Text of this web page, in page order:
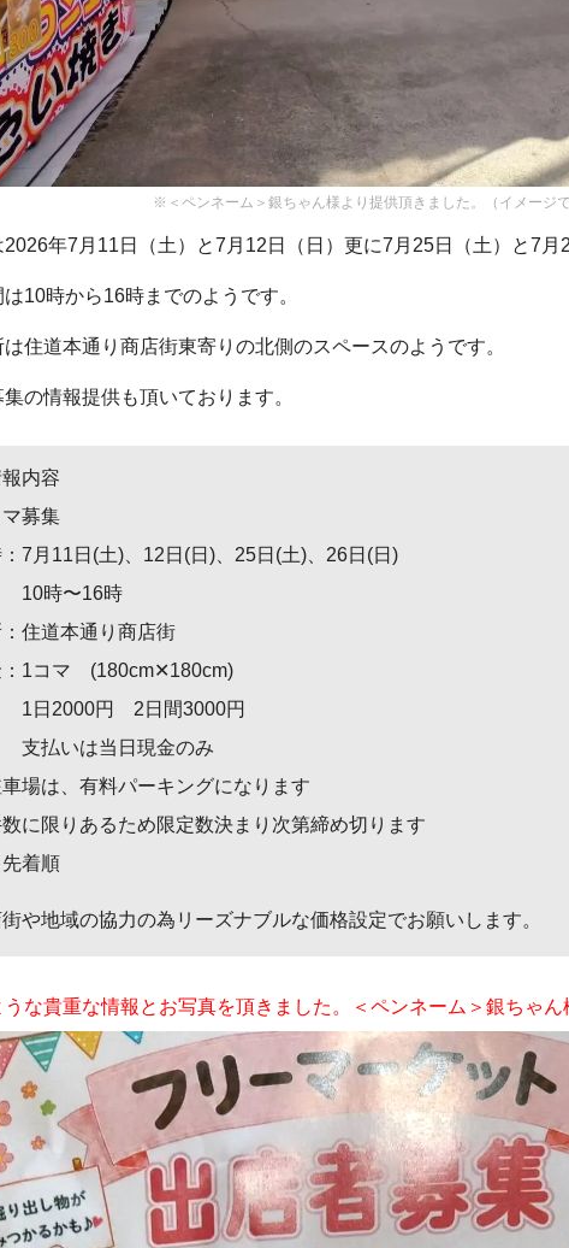
※＜ペンネーム＞銀ちゃん様より提供頂きました。（イメージで
2026年7月11日（土）と7月12日（日）更に7月25日（土）と7月
10時から16時までのようです。
住道本通り商店街東寄りの北側のスペースのようです。
の情報提供も頂いております。
内容
募集
：7月11日(土)、12日(日)、25日(土)、26日(日)
時〜16時
住道本通り商店街
：1コマ (180cm✕180cm)
2000円 2日間3000円
いは当日現金のみ
車場は、有料パーキングになります
数に限りあるため限定数決まり次第締め切ります
着順
や地域の協力の為リーズナブルな価格設定でお願いします。
な貴重な情報とお写真を頂きました。＜ペンネーム＞銀ちゃん